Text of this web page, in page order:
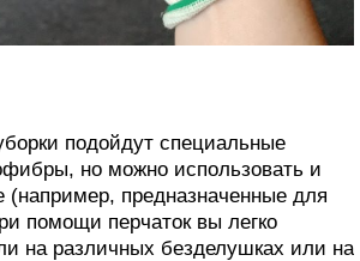
подойдут специальные
но можно использовать и
(например, предназначенные для
помощи перчаток вы легко
на различных безделушках или на